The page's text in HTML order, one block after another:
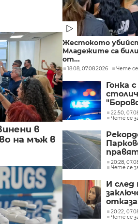
в
на мъж в
Жестокото
Младежите са
от...
18:08, 07.08.2026 Чете се
Гонка
мъж, у
22:50,
Чете се
на20:28,
Чете се
И след
в
20:22,
Чете се